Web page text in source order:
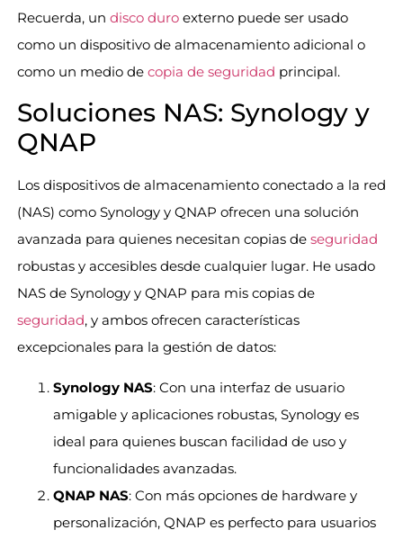
Recuerda, un disco duroexterno puede ser usado
como un dispositivo de almacenamiento adicional o
como un medio de copia de seguridad principal.
Soluciones NAS: Synology y
QNAP
Los dispositivos de almacenamiento conectado a la red
(NAS) como Synology y QNAP ofrecen una solución
avanzada para quienes necesitan copias de seguridad
robustas y accesibles desde cualquier lugar. He usado
NAS de Synology y QNAP para mis copias de
seguridad, y ambos ofrecen características
excepcionales para la gestión de datos:
Synology NAS: Con una interfaz de usuario
amigable y aplicaciones robustas, Synology es
ideal para quienes buscan facilidad de uso y
funcionalidades avanzadas.
QNAP NAS: Con más opciones de hardware y
personalización, QNAP es perfecto para usuarios